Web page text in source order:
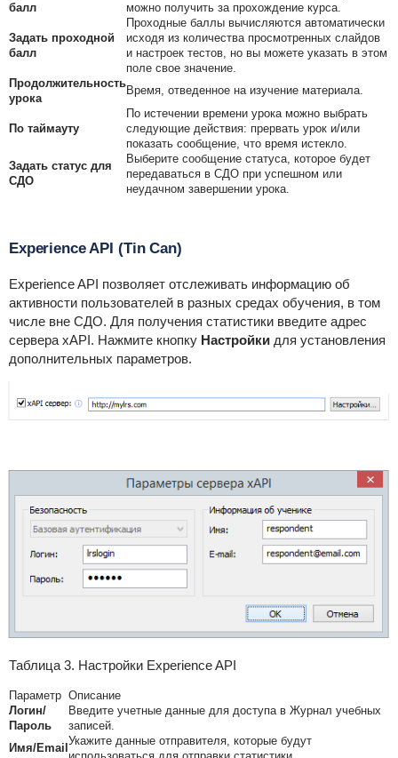
балл
можно получить за прохождение курса.
Задать проходной
балл
Проходные баллы вычисляются автоматически
исходя из количества просмотренных слайдов
и настроек тестов, но вы можете указать в этом
поле свое значение.
Продолжительность
урока
Время, отведенное на изучение материала.
По таймауту
По истечении времени урока можно выбрать
следующие действия: прервать урок и/или
показать сообщение, что время истекло.
Задать статус для
СДО
Выберите сообщение статуса, которое будет
передаваться в СДО при успешном или
неудачном завершении урока.
Experience API (Tin Can)
Experience API позволяет отслеживать информацию об
активности пользователей в разных средах обучения, в том
числе вне СДО. Для получения статистики введите адрес
сервера xAPI. Нажмите кнопку Настройкидля установления
дополнительных параметров.
Таблица 3. Настройки Experience API
Параметр Описание
Логин/
Пароль
Введите учетные данные для доступа в Журнал учебных
записей.
Имя/Email
Укажите данные отправителя, которые будут